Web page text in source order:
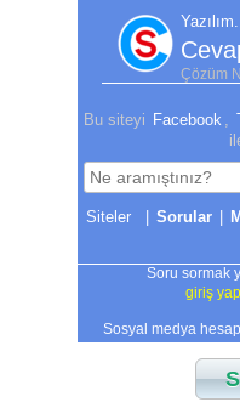
Yazılım.
Çözüm
Bu siteyi Facebook
| Sorular |
Soru sormak
giriş
Sosyal medya